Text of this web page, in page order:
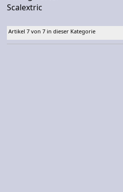
Scalextric
Artikel 7 von 7 in dieser Kategorie